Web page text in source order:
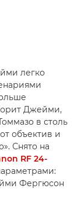
легко
Джейми,
в столь
объектив и
Снято на
RF 24-
Фергюсон